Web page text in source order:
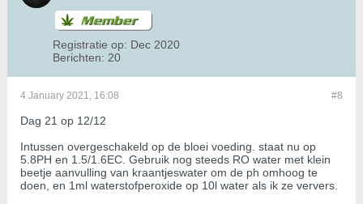
Registratie op: Dec 2020
Berichten: 20
#8
4 January 2021, 16:08
Dag 21 op 12/12
Intussen overgeschakeld op de bloei voeding. staat nu op
5.8PH en 1.5/1.6EC. Gebruik nog steeds RO water met klein
beetje aanvulling van kraantjeswater om de ph omhoog te
doen, en 1ml waterstofperoxide op 10l water als ik ze ververs.